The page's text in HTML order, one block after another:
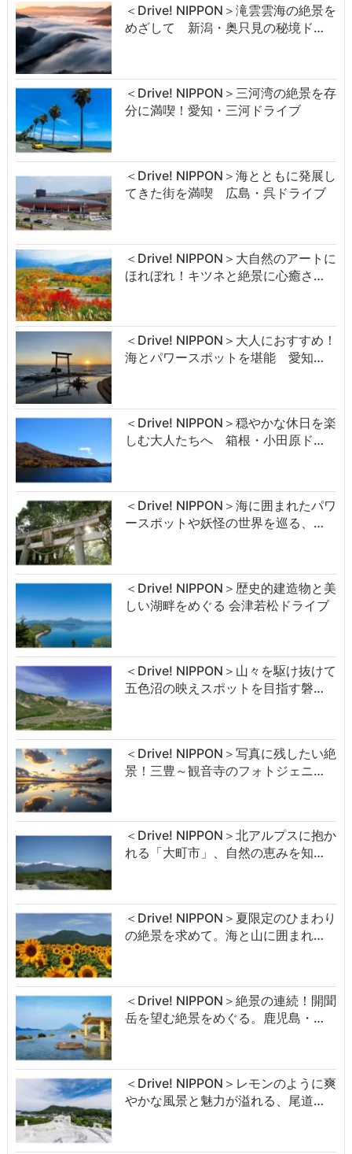
＜Drive! NIPPON＞滝雲雲海の絶景を
めざして 新潟・奥只見の秘境ド…
＜Drive! NIPPON＞三河湾の絶景を存
分に満喫！愛知・三河ドライブ
＜Drive! NIPPON＞海とともに発展し
てきた街を満喫 広島・呉ドライブ
＜Drive! NIPPON＞大自然のアートに
ほれぼれ！キツネと絶景に心癒さ…
＜Drive! NIPPON＞大人におすすめ！
海とパワースポットを堪能 愛知…
＜Drive! NIPPON＞穏やかな休日を楽
しむ大人たちへ 箱根・小田原ド…
＜Drive! NIPPON＞海に囲まれたパワ
ースポットや妖怪の世界を巡る、…
＜Drive! NIPPON＞歴史的建造物と美
しい湖畔をめぐる 会津若松ドライブ
＜Drive! NIPPON＞山々を駆け抜けて
五色沼の映えスポットを目指す磐…
＜Drive! NIPPON＞写真に残したい絶
景！三豊～観音寺のフォトジェニ…
＜Drive! NIPPON＞北アルプスに抱か
れる「大町市」、自然の恵みを知…
＜Drive! NIPPON＞夏限定のひまわり
の絶景を求めて。海と山に囲まれ…
＜Drive! NIPPON＞絶景の連続！開聞
岳を望む絶景をめぐる。鹿児島・…
＜Drive! NIPPON＞レモンのように爽
やかな風景と魅力が溢れる、尾道…